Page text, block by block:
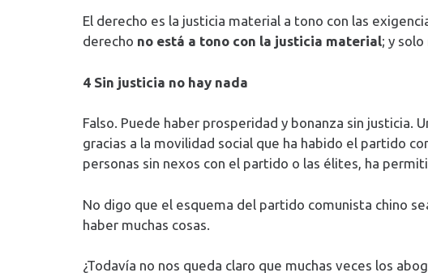
El derecho es la justicia material a tono con las
derecho no está a tono con la justicia material; y
4 Sin justicia no hay nada
Falso. Puede haber prosperidad y bonanza sin justicia.
gracias a la movilidad social que ha habido el partido
personas sin nexos con el partido o las élites, ha
No digo que el esquema del partido comunista chino
haber muchas cosas.
¿Todavía no nos queda claro que muchas veces los